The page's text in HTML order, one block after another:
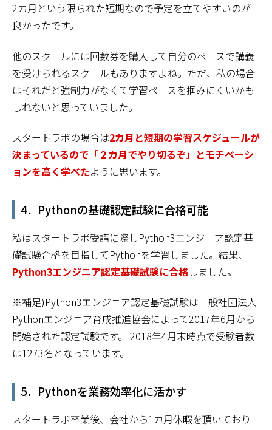
2カ月という限られた短期なので予定を立てやすいのが
良かったです。
他のスクールには回数券を購入して自分のペースで講義
を受けられるスクールもありますよね。ただ、私の場合
はそれだと強制力がなくて学習ペースを掴みにくいかも
しれないと思っていました。
スタートラボの場合は2カ月と短期の学習スケジュールが
決まっているので「２カ月でやり切るぞ」とモチベーシ
ョンを高く学べたように思います。
4．Pythonの基礎認定試験に合格可能
私はスタートラボ受講に際しPython3エンジニア認定基
礎試験合格を目指してPythonを学習しました。結果、
Python3エンジニア認定基礎試験に合格しました。
※補足)Python3エンジニア認定基礎試験は一般社団法人
Pythonエンジニア育成推進協会によって2017年6月から
開始された認定試験です。 2018年4月末時点で受験者数
は1273名となっています。
5．Pythonを業務効率化に活かす
スタートラボ卒業後、会社から1カ月休暇を頂いており